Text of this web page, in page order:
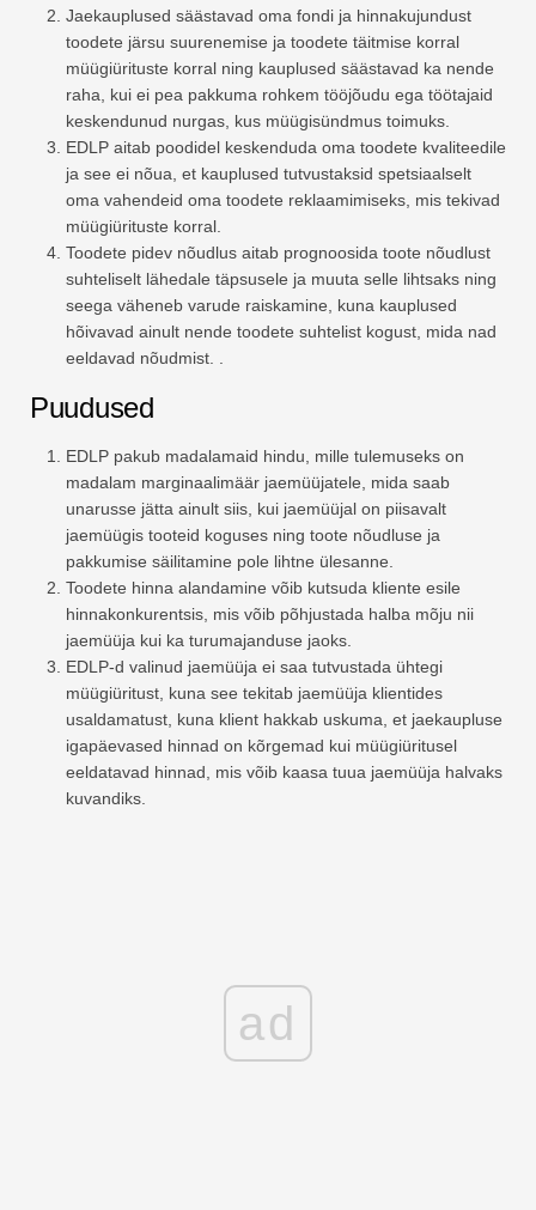
Jaekauplused säästavad oma fondi ja hinnakujundust
toodete järsu suurenemise ja toodete täitmise korral
müügiürituste korral ning kauplused säästavad ka nende
raha, kui ei pea pakkuma rohkem tööjõudu ega töötajaid
keskendunud nurgas, kus müügisündmus toimuks.
EDLP aitab poodidel keskenduda oma toodete kvaliteedile
ja see ei nõua, et kauplused tutvustaksid spetsiaalselt
oma vahendeid oma toodete reklaamimiseks, mis tekivad
müügiürituste korral.
Toodete pidev nõudlus aitab prognoosida toote nõudlust
suhteliselt lähedale täpsusele ja muuta selle lihtsaks ning
seega väheneb varude raiskamine, kuna kauplused
hõivavad ainult nende toodete suhtelist kogust, mida nad
eeldavad nõudmist. .
Puudused
EDLP pakub madalamaid hindu, mille tulemuseks on
madalam marginaalimäär jaemüüjatele, mida saab
unarusse jätta ainult siis, kui jaemüüjal on piisavalt
jaemüügis tooteid koguses ning toote nõudluse ja
pakkumise säilitamine pole lihtne ülesanne.
Toodete hinna alandamine võib kutsuda kliente esile
hinnakonkurentsis, mis võib põhjustada halba mõju nii
jaemüüja kui ka turumajanduse jaoks.
EDLP-d valinud jaemüüja ei saa tutvustada ühtegi
müügiüritust, kuna see tekitab jaemüüja klientides
usaldamatust, kuna klient hakkab uskuma, et jaekaupluse
igapäevased hinnad on kõrgemad kui müügiüritusel
eeldatavad hinnad, mis võib kaasa tuua jaemüüja halvaks
kuvandiks.
ad